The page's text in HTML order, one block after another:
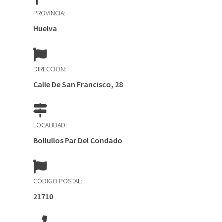
PROVINCIA:
Huelva
DIRECCION:
Calle De San Francisco, 28
LOCALIDAD:
Bollullos Par Del Condado
CÓDIGO POSTAL:
21710